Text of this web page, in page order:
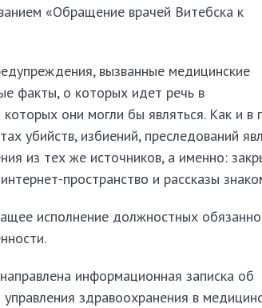
«Обращение врачей Витебска к
вызванные медицинские
факты, о которых идет речь в
они могли бы являться. Как и в
убийств, избиений, преследований
из тех же источников, а именно:
пространство и рассказы
исполнение должностных
информационная записка об
здравоохранения в